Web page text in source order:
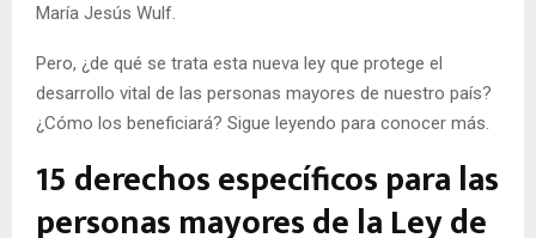
María Jesús Wulf.
Pero, ¿de qué se trata esta nueva ley que protege el
desarrollo vital de las personas mayores de nuestro país?
¿Cómo los beneficiará? Sigue leyendo para conocer más.
15 derechos específicos para las
personas mayores de la Ley de